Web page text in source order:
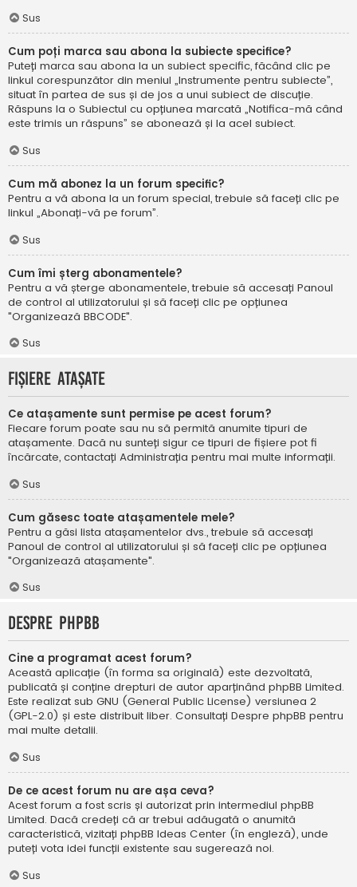
Sus
Cum poți marca sau abona la subiecte specifice?
Puteți marca sau abona la un subiect specific, făcând clic pe
linkul corespunzător din meniul „Instrumente pentru subiecte”,
situat în partea de sus și de jos a unui subiect de discuție.
Răspuns la o Subiectul cu opțiunea marcată „Notifica-mă când
este trimis un răspuns” se abonează și la acel subiect.
Sus
Cum mă abonez la un forum specific?
Pentru a vă abona la un forum special, trebuie să faceți clic pe
linkul „Abonați-vă pe forum”.
Sus
Cum îmi șterg abonamentele?
Pentru a vă șterge abonamentele, trebuie să accesați Panoul
de control al utilizatorului și să faceți clic pe opțiunea
"Organizează BBCODE".
Sus
Fișiere atașate
Ce atașamente sunt permise pe acest forum?
Fiecare forum poate sau nu să permită anumite tipuri de
atașamente. Dacă nu sunteți sigur ce tipuri de fișiere pot fi
încărcate, contactați Administrația pentru mai multe informații.
Sus
Cum găsesc toate atașamentele mele?
Pentru a găsi lista atașamentelor dvs., trebuie să accesați
Panoul de control al utilizatorului și să faceți clic pe opțiunea
"Organizează atașamente".
Sus
Despre phpBB
Cine a programat acest forum?
Această aplicație (în forma sa originală) este dezvoltată,
publicată și conține drepturi de autor aparținând phpBB Limited.
Este realizat sub GNU (General Public License) versiunea 2
(GPL-2.0) și este distribuit liber. Consultați Despre phpBB pentru
mai multe detalii.
Sus
De ce acest forum nu are așa ceva?
Acest forum a fost scris și autorizat prin intermediul phpBB
Limited. Dacă credeți că ar trebui adăugată o anumită
caracteristică, vizitați phpBB Ideas Center (în engleză), unde
puteți vota idei funcții existente sau sugerează noi.
Sus